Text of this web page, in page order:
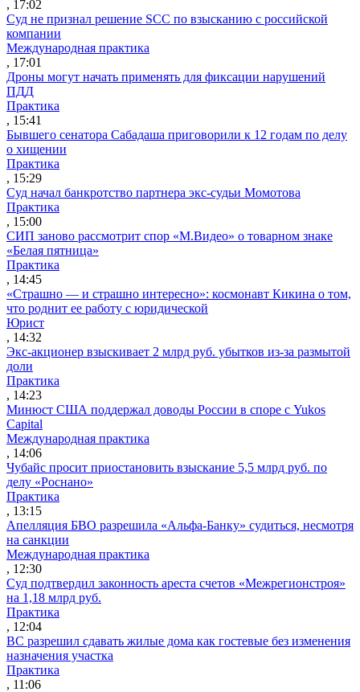
, 17:02
Суд не признал решение SCC по взысканию с российской
компании
Международная практика
, 17:01
Дроны могут начать применять для фиксации нарушений
ПДД
Практика
, 15:41
Бывшего сенатора Сабадаша приговорили к 12 годам по делу
о хищении
Практика
, 15:29
Суд начал банкротство партнера экс-судьи Момотова
Практика
, 15:00
СИП заново рассмотрит спор «М.Видео» о товарном знаке
«Белая пятница»
Практика
, 14:45
«Страшно — и страшно интересно»: космонавт Кикина о том,
что роднит ее работу с юридической
Юрист
, 14:32
Экс-акционер взыскивает 2 млрд руб. убытков из-за размытой
доли
Практика
, 14:23
Минюст США поддержал доводы России в споре с Yukos
Capital
Международная практика
, 14:06
Чубайс просит приостановить взыскание 5,5 млрд руб. по
делу «Роснано»
Практика
, 13:15
Апелляция БВО разрешила «Альфа-Банку» судиться, несмотря
на санкции
Международная практика
, 12:30
Суд подтвердил законность ареста счетов «Межрегионстроя»
на 1,18 млрд руб.
Практика
, 12:04
ВС разрешил сдавать жилые дома как гостевые без изменения
назначения участка
Практика
, 11:06